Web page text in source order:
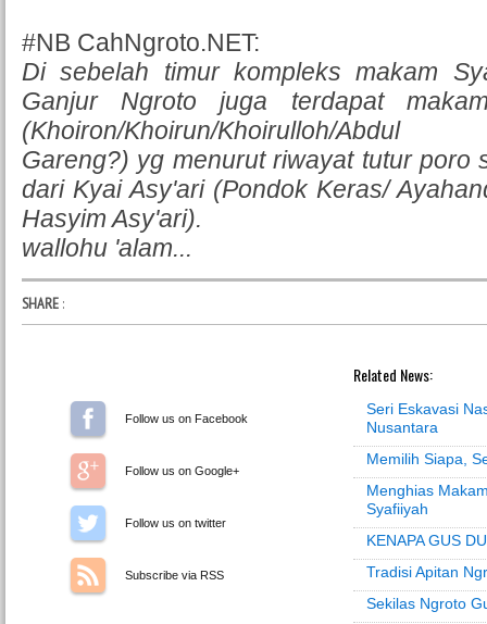
#NB CahNgroto.NET:
Di sebelah timur kompleks makam
Ganjur Ngroto juga terdapat
(Khoiron/Khoirun/Khoirulloh/Abdul
Gareng?) yg menurut riwayat tutur poro
dari Kyai Asy'ari (Pondok Keras/
Hasyim Asy'ari).
wallohu 'alam...
SHARE :
Follow us on Facebook
Follow us on Google+
Follow us on Twitter
Subscribe via RSS
Related News:
Seri Eskavasi
Nusantara
Memilih Siapa,
Menghias
Syafiiyah
KENAPA GUS
Tradisi Apitan
Sekilas Ngroto